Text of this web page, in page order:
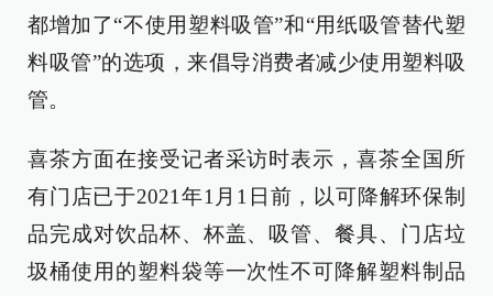
都增加了“不使用塑料吸管”和“用纸吸管替代塑
料吸管”的选项，来倡导消费者减少使用塑料吸
管。
喜茶方面在接受记者采访时表示，喜茶全国所
有门店已于2021年1月1日前，以可降解环保制
品完成对饮品杯、杯盖、吸管、餐具、门店垃
圾桶使用的塑料袋等一次性不可降解塑料制品